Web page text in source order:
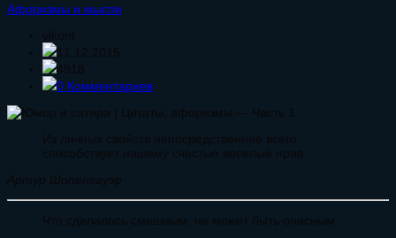
Афоризмы и мысли
vikont
11.12.2015
4918
0 Комментариев
Из личных свойств непосредственнее всего
способствует нашему счастью веселый нрав.
Артур Шопенгауэр
Что сделалось смешным, не может быть опасным.